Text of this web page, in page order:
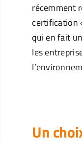
récemment
certification
qui en fait
les
Un